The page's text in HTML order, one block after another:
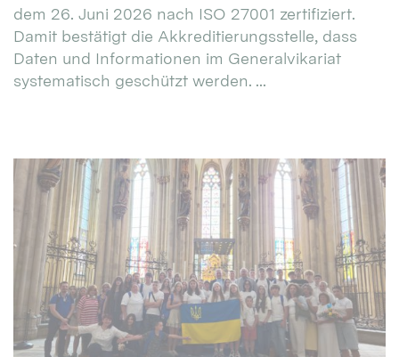
dem 26. Juni 2026 nach ISO 27001 zertifiziert.
Damit bestätigt die Akkreditierungsstelle, dass
Daten und Informationen im Generalvikariat
systematisch geschützt werden. ...